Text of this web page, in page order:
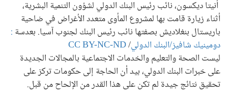
أنيتا ديكسون، نائب رئيس البنك الدولي لشؤون التنمية البشرية،
أثناء زيارة قامت بها لمشروع المأوى متعدد الأغراض في ضاحية
باريستال بنغلاديش بصفتها نائب رئيس البنك لجنوب آسيا. بعدسة :
دومينيك شافيز/البنك الدولي/
CC BY-NC-ND
ليست الصحة والتعليم والخدمات الاجتماعية بالمجالات الجديدة
على خبرات البنك الدولي، بيد أن الحاجة إلى حكومات تركز على
تحقيق نتائج جيدة لم تكن على هذا القدر من الإلحاح من قبل.